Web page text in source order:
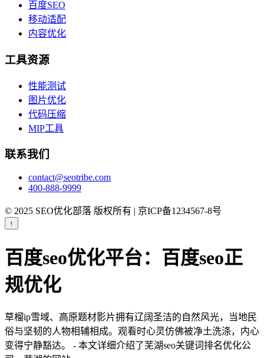
百度SEO
移动适配
内容优化
工具资源
性能测试
图片优化
代码压缩
MIP工具
联系我们
contact@seotribe.com
400-888-9999
© 2025 SEO优化部落 版权所有 | 京ICP备1234567-8号
↑
百度seo优化平台：百度seo正
规优化
草榴ip雪域、高原题材影片拥有辽阔圣洁的自然风光，当地民
俗与坚韧的人物相辅相成。观看时心灵仿佛被净土洗涤，内心
变得宁静豁达。 - 本文详细介绍了芜湖seo关键词排名优化公